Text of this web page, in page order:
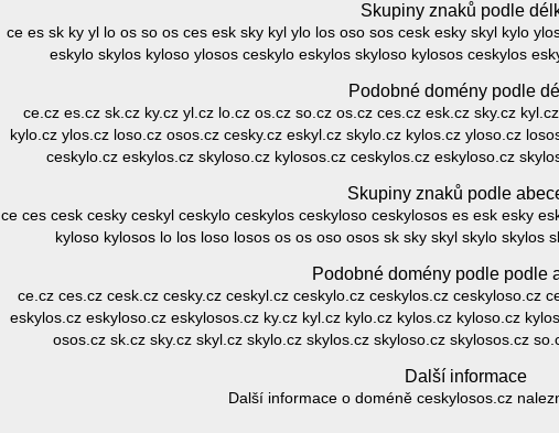
Skupiny znaků podle
ce es sk ky yl lo os so os ces esk sky kyl ylo los oso sos cesk esky skyl kylo
eskylo skylos kyloso ylosos ceskylo eskylos skyloso kylosos ceskylos
Podobné domény podle
ce.cz es.cz sk.cz ky.cz yl.cz lo.cz os.cz so.cz os.cz ces.cz esk.cz sky.cz
kylo.cz ylos.cz loso.cz osos.cz cesky.cz eskyl.cz skylo.cz kylos.cz yloso.cz
ceskylo.cz eskylos.cz skyloso.cz kylosos.cz ceskylos.cz eskyloso.cz
Skupiny znaků podle
ce ces cesk cesky ceskyl ceskylo ceskylos ceskyloso ceskylosos es esk esky
kyloso kylosos lo los loso losos os os oso osos sk sky skyl skylo skylos
Podobné domény podle podle
ce.cz ces.cz cesk.cz cesky.cz ceskyl.cz ceskylo.cz ceskylos.cz ceskyloso.cz
eskylos.cz eskyloso.cz eskylosos.cz ky.cz kyl.cz kylo.cz kylos.cz kyloso.cz
osos.cz sk.cz sky.cz skyl.cz skylo.cz skylos.cz skyloso.cz skylosos.cz
Další informace
Další informace o doméně ceskylosos.cz